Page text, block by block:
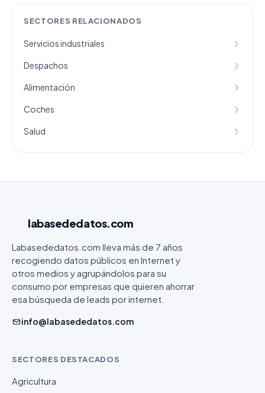
SECTORES RELACIONADOS
Servicios industriales
Despachos
Alimentación
Coches
Salud
labasededatos.com
Labasededatos.com lleva más de 7 años
recogiendo datos públicos en Internet y
otros medios y agrupándolos para su
consumo por empresas que quieren ahorrar
esa búsqueda de leads por internet.
info@labasededatos.com
SECTORES DESTACADOS
Agricultura